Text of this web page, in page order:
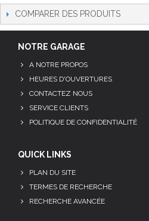
COMPARER DES PRODUITS
NOTRE GARAGE
A NOTRE PROPOS
HEURES D'OUVERTURES
CONTACTEZ NOUS
SERVICE CLIENTS
POLITIQUE DE CONFIDENTIALITÉ
QUICK LINKS
PLAN DU SITE
TERMES DE RECHERCHE
RECHERCHE AVANCÉE